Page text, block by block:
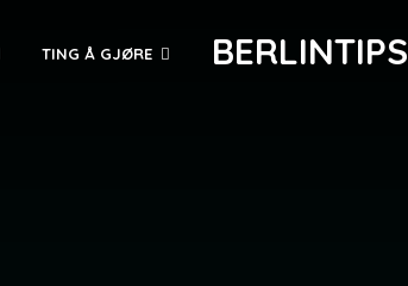
TING Å GJØRE BERLINTIPS